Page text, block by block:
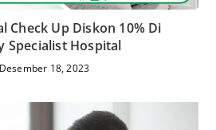
Check Up Diskon 10% Di
Specialist Hospital
Desember 18, 2023